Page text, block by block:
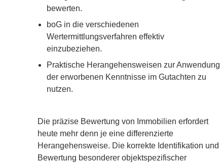
bewerten.
boG in die verschiedenen
Wertermittlungsverfahren effektiv
einzubeziehen.
Praktische Herangehensweisen zur Anwendung
der erworbenen Kenntnisse im Gutachten zu
nutzen.
Die präzise Bewertung von Immobilien erfordert
heute mehr denn je eine differenzierte
Herangehensweise. Die korrekte Identifikation und
Bewertung besonderer objektspezifischer